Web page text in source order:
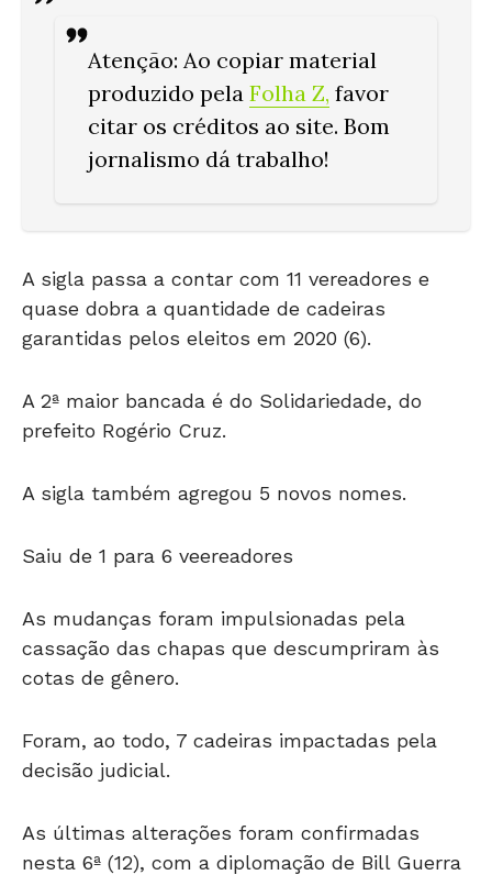
Atenção: Ao copiar material
produzido pela Folha Z, favor
citar os créditos ao site. Bom
jornalismo dá trabalho!
A sigla passa a contar com 11 vereadores e
quase dobra a quantidade de cadeiras
garantidas pelos eleitos em 2020 (6).
A 2ª maior bancada é do Solidariedade, do
prefeito Rogério Cruz.
A sigla também agregou 5 novos nomes.
Saiu de 1 para 6 veereadores
As mudanças foram impulsionadas pela
cassação das chapas que descumpriram às
cotas de gênero.
Foram, ao todo, 7 cadeiras impactadas pela
decisão judicial.
As últimas alterações foram confirmadas
nesta 6ª (12), com a diplomação de Bill Guerra